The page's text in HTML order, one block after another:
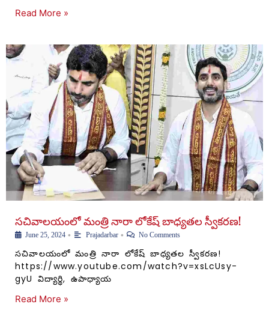
Read More »
సచివాలయంలో మంత్రి నారా లోకేష్ బాధ్యతల స్వీకరణ!
June 25, 2024 • Prajadarbar • No Comments
సచివాలయంలో మంత్రి నారా లోకేష్ బాధ్యతల స్వీకరణ!
https://www.youtube.com/watch?v=xsLcUsy-
gyU విద్యార్థి, ఉపాధ్యాయ
Read More »